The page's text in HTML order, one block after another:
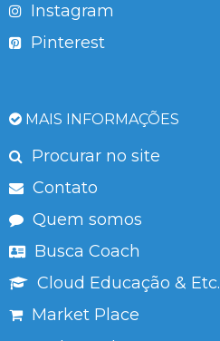
Instagram
Pinterest
MAIS INFORMAÇÕES
Procurar no site
Contato
Quem somos
Busca Coach
Cloud Educação & Etc.
Market Place